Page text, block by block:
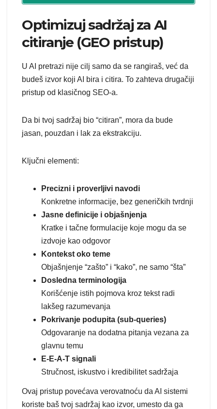
Optimizuj sadržaj za AI
citiranje (GEO pristup)
U AI pretrazi nije cilj samo da se rangiraš, već da
budeš izvor koji AI bira i citira. To zahteva drugačiji
pristup od klasičnog SEO-a.
Da bi tvoj sadržaj bio “citiran”, mora da bude
jasan, pouzdan i lak za ekstrakciju.
Ključni elementi:
Precizni i proverljivi navodi
Konkretne informacije, bez generičkih tvrdnji
Jasne definicije i objašnjenja
Kratke i tačne formulacije koje mogu da se
izdvoje kao odgovor
Kontekst oko teme
Objašnjenje “zašto” i “kako”, ne samo “šta”
Dosledna terminologija
Korišćenje istih pojmova kroz tekst radi
lakšeg razumevanja
Pokrivanje podupita (sub-queries)
Odgovaranje na dodatna pitanja vezana za
glavnu temu
E-E-A-T signali
Stručnost, iskustvo i kredibilitet sadržaja
Ovaj pristup povećava verovatnoću da AI sistemi
koriste baš tvoj sadržaj kao izvor, umesto da ga